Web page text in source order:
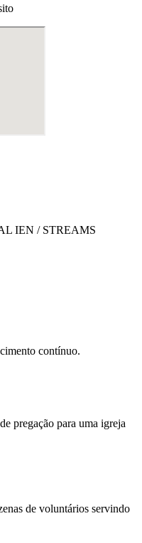
IEN / STREAMS
contínuo.
pregação para uma igreja
de voluntários servindo